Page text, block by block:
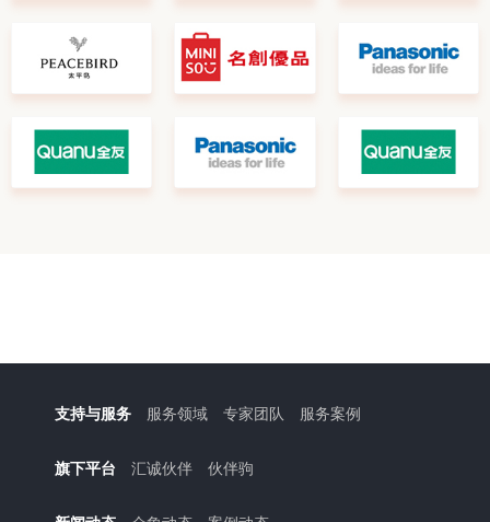
支持与服务 服务领域 专家团队 服务案例
旗下平台 汇诚伙伴 伙伴驹